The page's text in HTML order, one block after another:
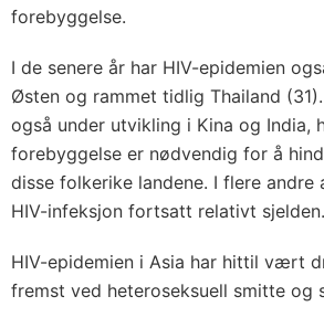
forebyggelse.
I de senere år har HIV-epidemien
Østen og rammet tidlig Thailand
også under utvikling i Kina og
forebyggelse er nødvendig for å
disse folkerike landene. I flere andre
HIV-infeksjon fortsatt relativt sjelden.
HIV-epidemien i Asia har hittil vært
fremst ved heteroseksuell smitte og